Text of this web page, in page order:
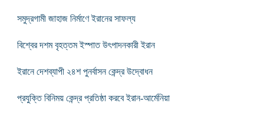
সমুদ্রগামী জাহাজ নির্মাণে ইরানের সাফল্য
বিশ্বের দশম বৃহত্তম ইস্পাত উৎপাদনকারী ইরান
ইরানে দেশব্যাপী ২৪শ পুনর্বাসন কেন্দ্র উদ্বোধন
প্রযুক্তি বিনিময় কেন্দ্র প্রতিষ্ঠা করবে ইরান-আর্মেনিয়া